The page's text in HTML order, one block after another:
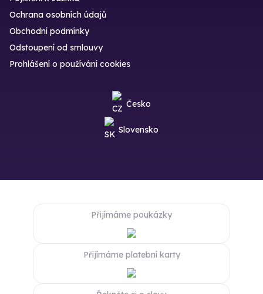
Ochrana osobních údajů
Obchodní podmínky
Odstoupení od smlouvy
Prohlášení o používání cookies
Česko
Slovensko
Přijímáme poukázky
Přijímáme platební karty